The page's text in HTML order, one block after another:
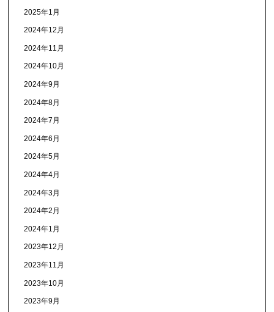
2025年1月
2024年12月
2024年11月
2024年10月
2024年9月
2024年8月
2024年7月
2024年6月
2024年5月
2024年4月
2024年3月
2024年2月
2024年1月
2023年12月
2023年11月
2023年10月
2023年9月